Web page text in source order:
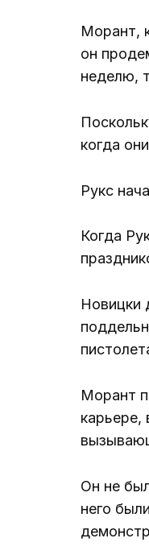
Морант,
он
неделю,
когда
Рукс
Когда
Новицки
Морант
карьере,
Он не
него